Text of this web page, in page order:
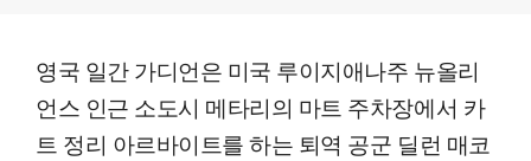
영국 일간 가디언은 미국 루이지애나주 뉴올리
언스 인근 소도시 메타리의 마트 주차장에서 카
트 정리 아르바이트를 하는 퇴역 공군 딜런 매코